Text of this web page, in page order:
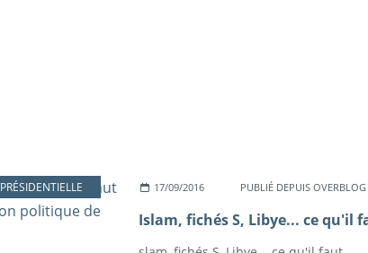
PRÉSIDENTIELLE 17/09/2016 PUBLIÉ DEPUIS OVERBLOG